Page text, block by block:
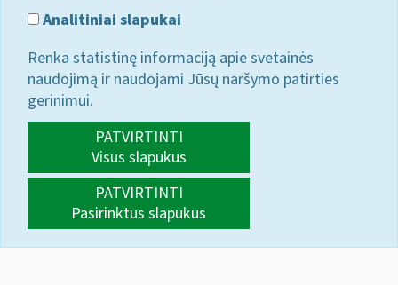
Analitiniai slapukai
Renka statistinę informaciją apie svetainės
naudojimą ir naudojami Jūsų naršymo patirties
gerinimui.
PATVIRTINTI
Visus slapukus
PATVIRTINTI
Pasirinktus slapukus